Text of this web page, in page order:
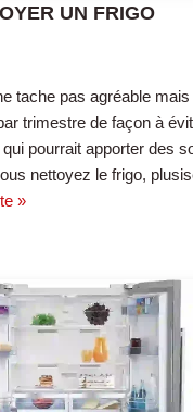
UN FRIGO
tache pas agréable
trimestre de façon à
pourrait apporter des
nettoyez le frigo,
»